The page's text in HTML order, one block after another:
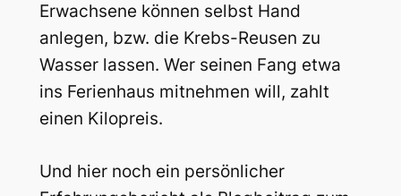
Erwachsene können selbst Hand
anlegen, bzw. die Krebs-Reusen zu
Wasser lassen. Wer seinen Fang etwa
ins Ferienhaus mitnehmen will, zahlt
einen Kilopreis.
Und hier noch ein persönlicher